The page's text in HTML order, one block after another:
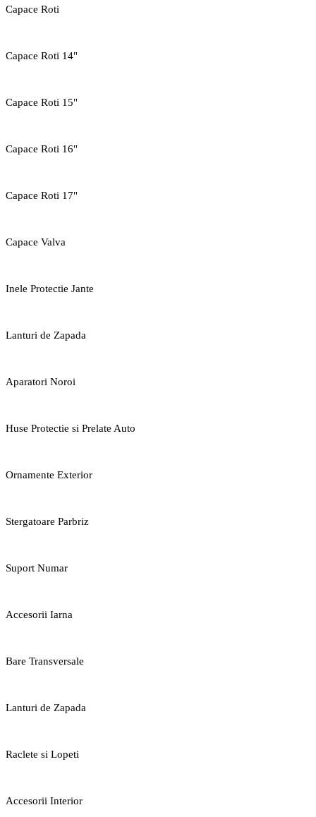
Capace Roti
Capace Roti 14"
Capace Roti 15"
Capace Roti 16"
Capace Roti 17"
Capace Valva
Inele Protectie Jante
Lanturi de Zapada
Aparatori Noroi
Huse Protectie si Prelate Auto
Ornamente Exterior
Stergatoare Parbriz
Suport Numar
Accesorii Iarna
Bare Transversale
Lanturi de Zapada
Raclete si Lopeti
Accesorii Interior